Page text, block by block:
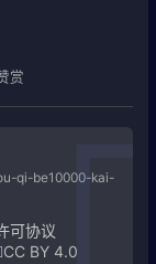
赏
qi-be10000-kai-
可协议
CC BY 4.0